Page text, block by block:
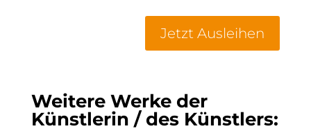
Jetzt Ausleihen
Weitere Werke der
Künstlerin / des Künstlers: